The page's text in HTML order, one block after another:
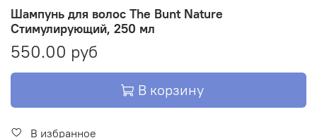
Шампунь для волос The Bunt Nature
Стимулирующий, 250 мл
550.00 руб
В корзину
В избранное